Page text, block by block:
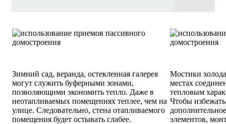
Зимний сад, веранда, остекленная галерея
могут служить буферными зонами,
позволяющими экономить тепло. Даже в
неотапливаемых помещениях теплее, чем на
улице. Следовательно, стена отапливаемого
помещения будет остывать слабее.
Мостики
местах
тепловым
Чтобы избежать
элементов,